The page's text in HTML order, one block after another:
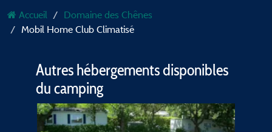
Accueil
Domaine des Chênes
Mobil Home Club Climatisé
Autres hébergements disponibles
du camping